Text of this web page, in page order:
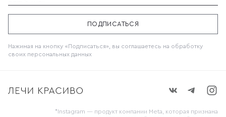
*Instagram — продукт компании Meta, которая признана
ПОДПИСАТЬСЯ
Нажимая на кнопку «Подписаться», вы соглашаетесь на обработку
своих персональных данных